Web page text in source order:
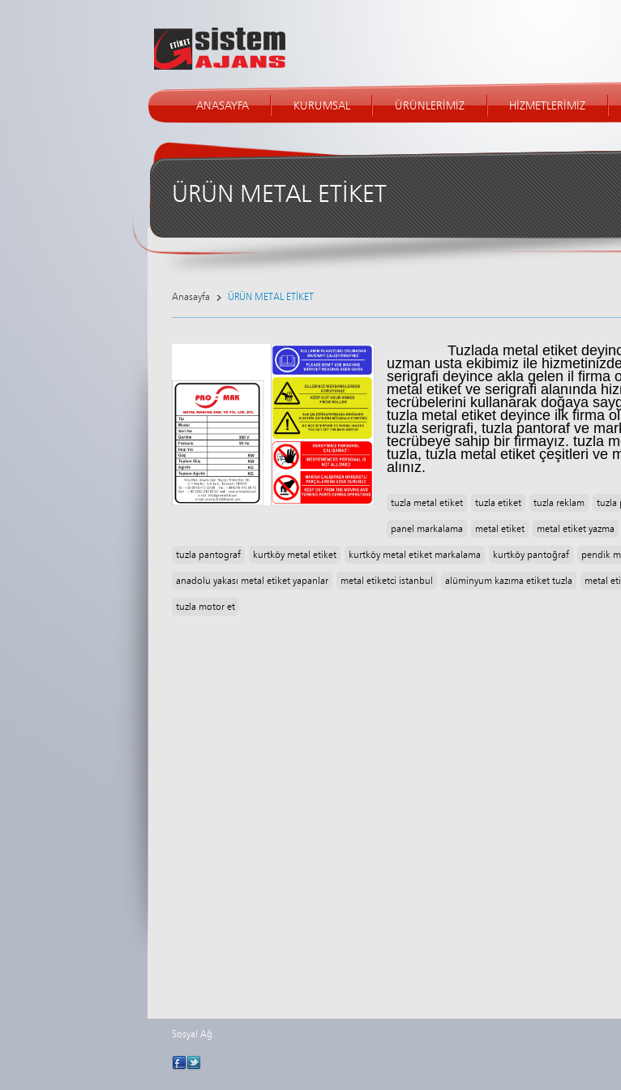
ANASAYFA KURUMSAL ÜRÜNLERİMİZ HİZMETLERİMİZ
ÜRÜN METAL ETİKET
Anasayfa ÜRÜN METAL ETİKET
Tuzlada metal etiket deyince
uzman usta ekibimiz ile
serigrafi deyince akla gelen il firma
metal etiket ve serigrafi alanında
tecrübelerini kullanarak doğaya
tuzla metal etiket deyince ilk firma
tuzla serigrafi, tuzla pantoraf ve
tecrübeye sahip bir firmayız. tuzla
tuzla, tuzla metal etiket çeşitleri ve
alınız.
tuzla metal etiket tuzla etiket tuzla reklam tuzla
panel markalama metal etiket metal etiket yazma
tuzla pantograf kurtköy metal etiket kurtköy metal etiket markalama kurtköy pantoğraf pendik
anadolu yakası metal etiket yapanlar metal etiketci istanbul alüminyum kazıma etiket tuzla metal
tuzla motor et
Sosyal Ağ